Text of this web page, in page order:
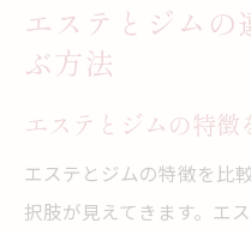
エステとジムの
ぶ方法
エステとジムの特
エステとジムの特徴を比
択肢が見えてきます。エ